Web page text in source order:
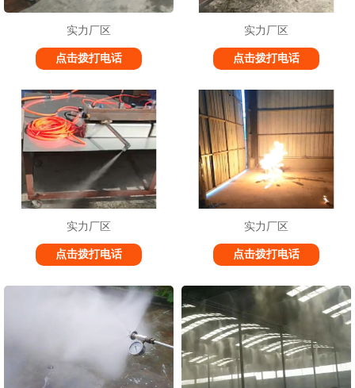
实力厂区
点击拨打电话
实力厂区
点击拨打电话
实力厂区
点击拨打电话
实力厂区
点击拨打电话